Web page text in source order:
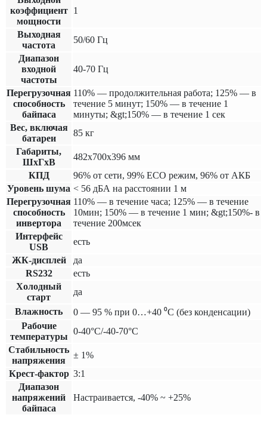
коэффициент
мощности
1
Выходная
частота
50/60 Гц
Диапазон
входной
частоты
40-70 Гц
Перегрузочная
способность
байпаса
110% — продолжительная работа; 125% — в
течение 5 минут; 150% — в течение 1
минуты; &gt;150% — в течение 1 сек
Вес, включая
батареи
85 кг
Габариты,
ШхГхВ
482х700х396 мм
КПД
96% от сети, 99% ECO режим, 96% от АКБ
Уровень шума < 56 дБА на расстоянии 1 м
Перегрузочная
способность
инвертора
110% — в течение часа; 125% — в течение
10мин; 150% — в течение 1 мин; &gt;150%- в
течение 200мсек
Интерфейс
USB
есть
ЖК-дисплей
да
RS232
есть
Холодный
старт
да
Влажность
0 — 95 % при 0…+40 ⁰С (без конденсации)
Рабочие
температуры
0-40°C/-40-70°C
Cтабильность
напряжения
± 1%
Крест-фактор 3:1
Диапазон
напряжений
байпаса
Настраивается, -40% ~ +25%